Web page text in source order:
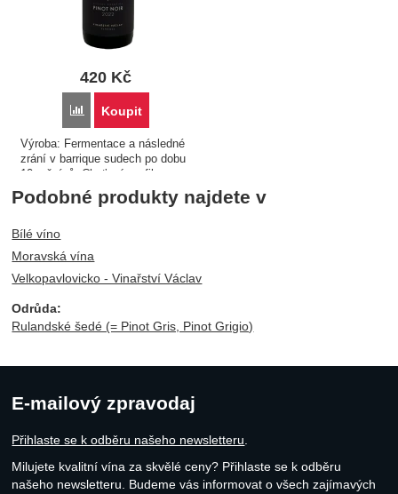
420 Kč
Porovnat
Koupit
Výroba: Fermentace a následné
zrání v barrique sudech po dobu
10 měsíců. Chuťový profil:
Typický jemný a elegantní Pinot
Noir s naprosto jasným
aromatikou a…
Podobné produkty najdete v
Bílé víno
Moravská vína
Velkopavlovicko - Vinařství Václav
Odrůda:
Rulandské šedé (= Pinot Gris, Pinot Grigio)
E-mailový zpravodaj
Přihlaste se k odběru našeho newsletteru
Milujete kvalitní vína za skvělé ceny? Přihlaste se k odběru
našeho newsletteru. Budeme vás informovat o všech zajímavých